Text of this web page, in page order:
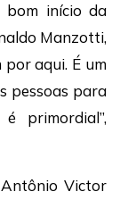
bom início da
Manzotti,
por aqui. É um
pessoas para
primordial”,
Victor